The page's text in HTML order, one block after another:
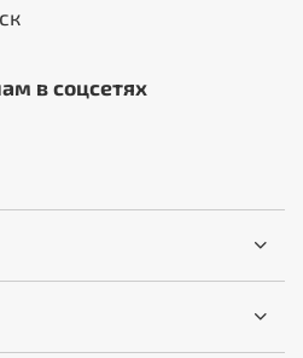
в соцсетях